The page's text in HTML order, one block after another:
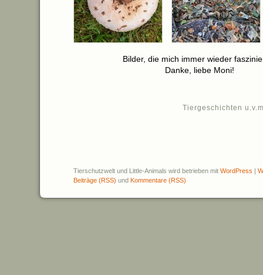
Bilder, die mich immer wieder
Danke, liebe Moni!
Tiergeschichten
Tierschutzwelt und Little-Animals wird betrieben mit WordPress |
Beiträge (RSS) und Kommentare (RSS)